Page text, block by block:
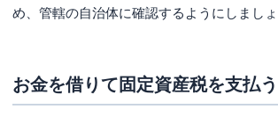
め、管轄の自治体に確認するようにしましょ
お金を借りて固定資産税を支払う